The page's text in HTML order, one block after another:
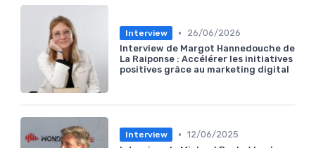
Interview •
26/06/2026
Interview de Margot Hannedouche de
La Raiponse : Accélérer les initiatives
positives grâce au marketing digital
Interview • 12/06/2025